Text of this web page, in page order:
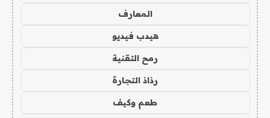
المعارف
هيدب فيديو
رمح التقنية
رذاذ التجارة
طعم وكيف